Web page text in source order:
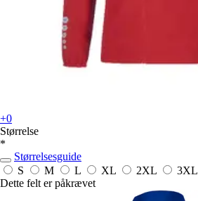
+0
Størrelse
*
Størrelsesguide
S
M L XL 2XL 3XL
Dette felt er påkrævet